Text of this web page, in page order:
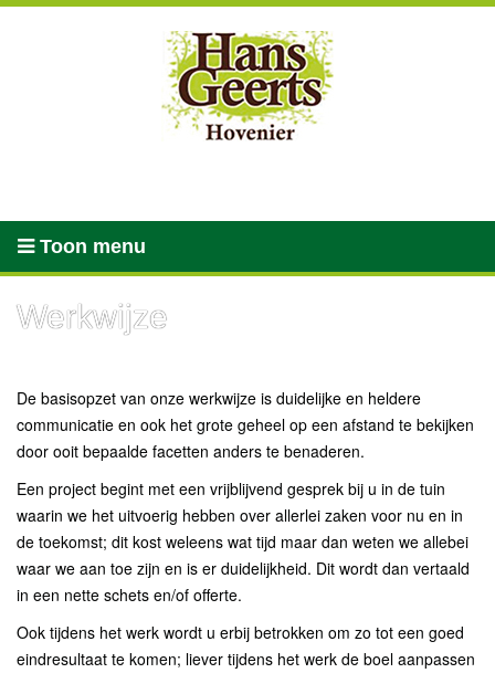
Toon menu
Werkwijze
De basisopzet van onze werkwijze is duidelijke en heldere
communicatie en ook het grote geheel op een afstand te bekijken
door ooit bepaalde facetten anders te benaderen.
Een project begint met een vrijblijvend gesprek bij u in de tuin
waarin we het uitvoerig hebben over allerlei zaken voor nu en in
de toekomst; dit kost weleens wat tijd maar dan weten we allebei
waar we aan toe zijn en is er duidelijkheid. Dit wordt dan vertaald
in een nette schets en/of offerte.
Ook tijdens het werk wordt u erbij betrokken om zo tot een goed
eindresultaat te komen; liever tijdens het werk de boel aanpassen